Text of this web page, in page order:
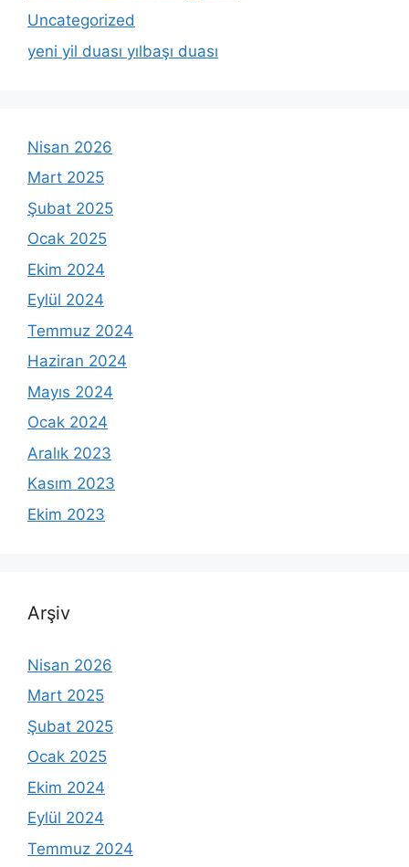
Uncategorized
yeni yil duası yılbaşı duası
Nisan 2026
Mart 2025
Şubat 2025
Ocak 2025
Ekim 2024
Eylül 2024
Temmuz 2024
Haziran 2024
Mayıs 2024
Ocak 2024
Aralık 2023
Kasım 2023
Ekim 2023
Arşiv
Nisan 2026
Mart 2025
Şubat 2025
Ocak 2025
Ekim 2024
Eylül 2024
Temmuz 2024